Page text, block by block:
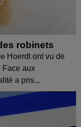
robinets
Hoerdt ont vu de
Face aux
a pris...